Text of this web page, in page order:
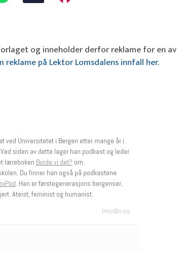
og inneholder derfor reklame for en av
reklame på Lektor Lomsdalens innfall her.
ved Universitetet i Bergen etter mange år i
siden av dette lager han podkast og leder
læreboken Burde vi det? om
Du finner han også på podkastene
. Han er førstegenerasjons bergenser,
Ateist, feminist og humanist.
lmsdln.no